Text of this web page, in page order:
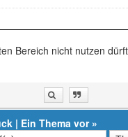
Bereich nicht nutzen
| Ein Thema vor»